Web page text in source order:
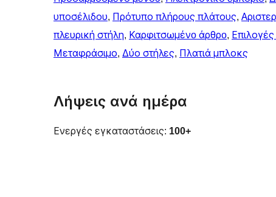
υποσέλιδου, Πρότυπο πλήρους πλάτους,
πλευρική στήλη, Καρφιτσωμένo άρθρo,
Μεταφράσιμο, Δύο στήλες, Πλατιά μπλοκς
Λήψεις ανά ημέρα
Ενεργές εγκαταστάσεις: 100+